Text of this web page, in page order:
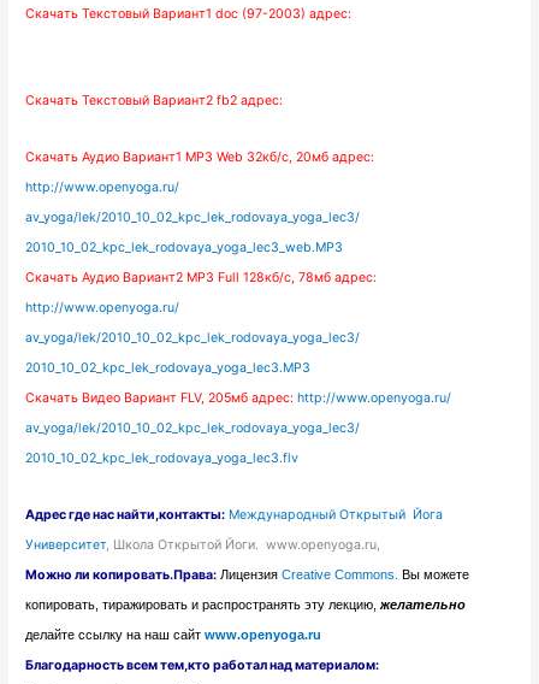
Скачать Текстовый Вариант1 doc (97-2003) адрес:
Скачать Текстовый Вариант2 fb2 адрес:
Скачать Аудио Вариант1 MP3 Web 32кб/с, 20мб адрес:
http://www.openyoga.ru/
av_yoga/lek/2010_10_02_kpc_lek_rodovaya_yoga_lec3/
2010_10_02_kpc_lek_rodovaya_yoga_lec3_web.MP3
Скачать Аудио Вариант2 MP3 Full 128кб/с, 78мб адрес:
http://www.openyoga.ru/
av_yoga/lek/2010_10_02_kpc_lek_rodovaya_yoga_lec3/
2010_10_02_kpc_lek_rodovaya_yoga_lec3.MP3
Скачать Видео Вариант FLV, 205мб адрес:http://www.openyoga.ru/
av_yoga/lek/2010_10_02_kpc_lek_rodovaya_yoga_lec3/
2010_10_02_kpc_lek_rodovaya_yoga_lec3.flv
Адресгде нас найти,контакты: Международный Открытый Йога
Университет, Школа Открытой Йоги. www.openyoga.ru,
Можно ли копировать.Права: ЛицензияCreative Commons. Вы можете
копировать, тиражировать и распространять эту лекцию, желательно
делайте ссылку на наш сайтwww.openyoga.ru
Благодарность всем тем,кто работал над материалом: